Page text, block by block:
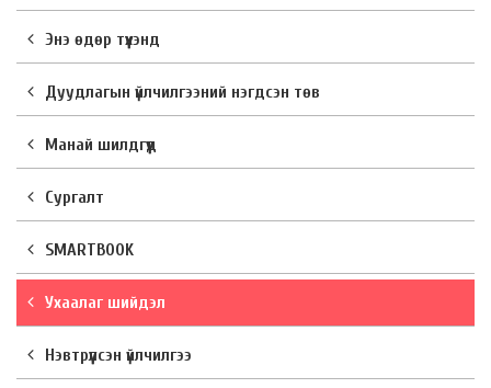
Энэ өдөр түүхэнд
Дуудлагын үйлчилгээний нэгдсэн төв
Манай шилдгүүд
Сургалт
SMARTBOOK
Ухаалаг шийдэл
Нэвтрүүлсэн үйлчилгээ